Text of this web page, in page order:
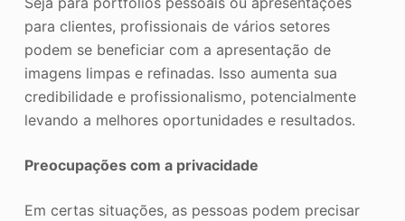
para clientes, profissionais de vários setores
podem se beneficiar com a apresentação de
imagens limpas e refinadas. Isso aumenta sua
credibilidade e profissionalismo, potencialmente
levando a melhores oportunidades e resultados.
Preocupações com a privacidade
Em certas situações, as pessoas podem precisar